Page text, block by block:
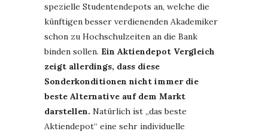
spezielle Studentendepots an, welche die
künftigen besser verdienenden Akademiker
schon zu Hochschulzeiten an die Bank
binden sollen. Ein Aktiendepot Vergleich
zeigt allerdings, dass diese
Sonderkonditionen nicht immer die
beste Alternative auf dem Markt
darstellen. Natürlich ist „das beste
Aktiendepot“ eine sehr individuelle